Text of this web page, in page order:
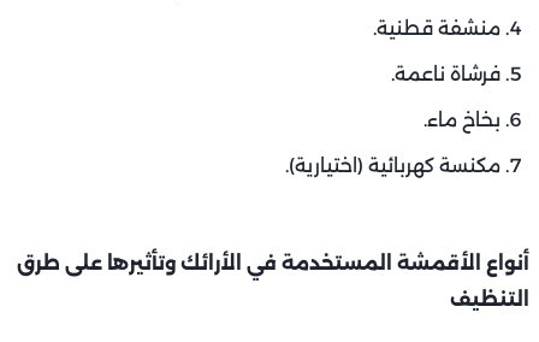
منشفة قطنية.
فرشاة ناعمة.
بخاخ ماء.
مكنسة كهربائية (اختيارية).
أنواع الأقمشة المستخدمة في الأرائك وتأثيرها على طرق
التنظيف